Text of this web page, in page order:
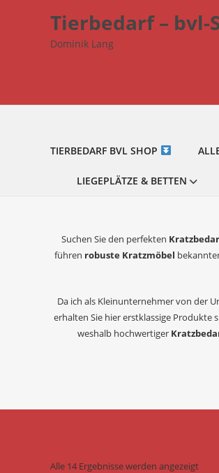
Tierbedarf – bvl-
Dominik Lang
TIERBEDARF BVL SHOP
LIEGEPLÄTZE & BETTEN
Suchen Sie den perfekten
führen robuste Kratzmöbel
Da ich als Kleinunternehmer von der
erhalten Sie hier erstklassige Produkte
weshalb hochwertiger
Alle 14 Ergebnisse werden angezeigt